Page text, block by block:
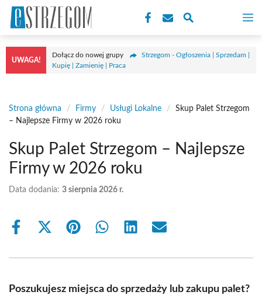
Przejdź
treści
UWAGA!
Dołącz do nowej grupy
Strzegom - Ogłoszenia | Sprzedam |
Kupię | Zamienię | Praca
Strona główna / Firmy / Usługi Lokalne /
Skup Palet Strzegom
– Najlepsze Firmy w 2026 roku
Skup Palet Strzegom – Najlepsze
Firmy w 2026 roku
Data dodania: 3 sierpnia 2026 r.
Share
Share
(Twitter)
Share Share Share Share
Poszukujesz miejsca do sprzedaży lub zakupu palet?